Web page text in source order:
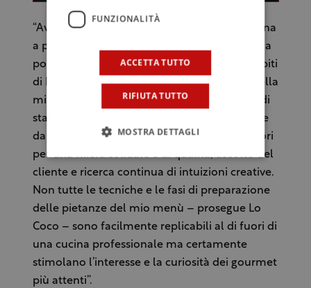
“Avevo pensato di dedicare la lezione di cucina
a preparazioni semplici – continua Tony – ma
poi ho voluto fortemente raccontare agli ospiti
di Lezioni di Gusto quei piatti che parlano della
mia filosofia: materie prime di prossimità e di
stagione, meglio se da agricoltura biologica e
da pesca sostenibile; patto etico con i fornitori
per una filiera solidale e di qualità; ascolto del
cliente e ricerca continua di intuizioni creative.
Non tutte le tecniche e le fasi di preparazione
delle pietanze del mio menù – prosegue Lo
Coco – sono facilmente replicabili al di fuori di
una cucina professionale ma certamente
stimolano l’interesse e la curiosità dei gourmet
più attenti”.
FUNZIONALITÀ
ACCETTA TUTTO
RIFIUTA TUTTO
MOSTRA DETTAGLI